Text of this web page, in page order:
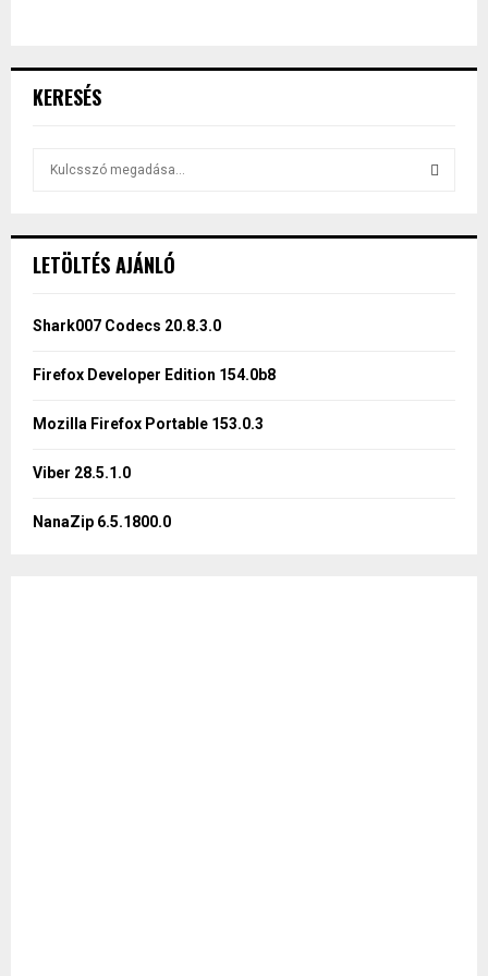
KERESÉS
h
o
:
LETÖLTÉS AJÁNLÓ
Shark007 Codecs 20.8.3.0
Firefox Developer Edition 154.0b8
Mozilla Firefox Portable 153.0.3
Viber 28.5.1.0
NanaZip 6.5.1800.0